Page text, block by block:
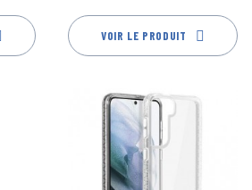
VOIR LE PRODUIT